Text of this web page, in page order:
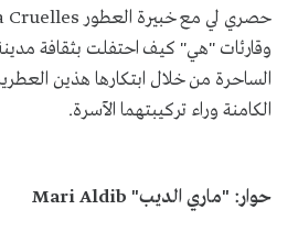
وقارئات "هي" كيف احتفلت بثقافة
الساحرة من خلال ابتكارها هذين
الكامنة وراء تركيبتهما الآسرة.
حوار: "ماري الديب" Mari Aldib